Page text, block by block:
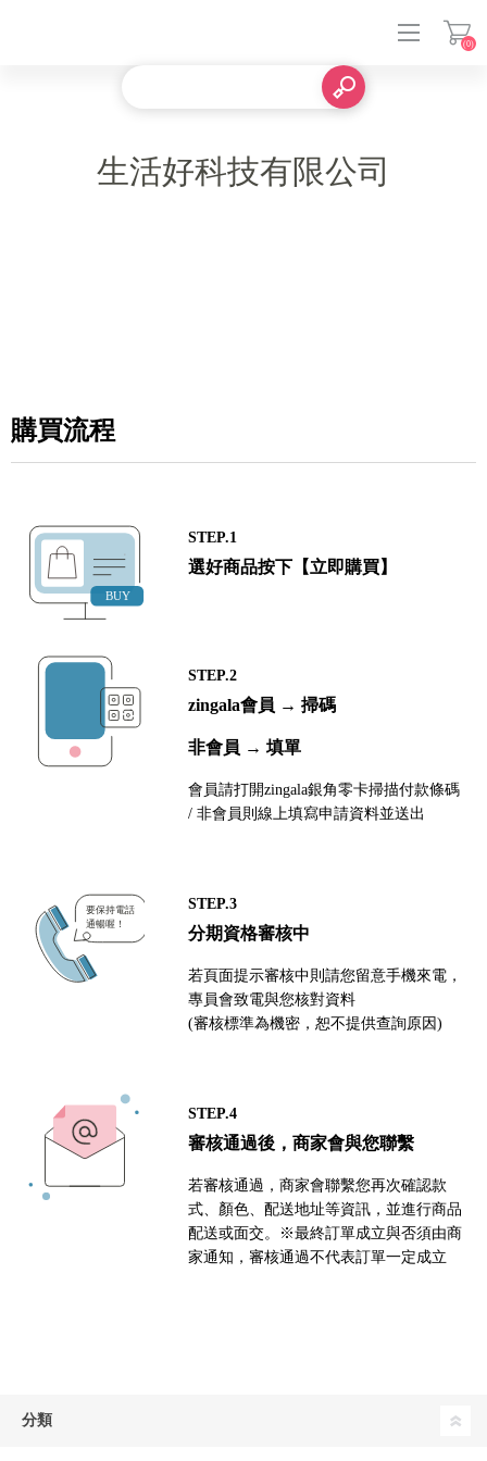
(0)
生活好科技有限公司
購買流程
STEP.1
選好商品按下【立即購買】
STEP.2
zingala會員 → 掃碼
非會員 → 填單
會員請打開zingala銀角零卡掃描付款條碼
/ 非會員則線上填寫申請資料並送出
STEP.3
分期資格審核中
若頁面提示審核中則請您留意手機來電，
專員會致電與您核對資料
(審核標準為機密，恕不提供查詢原因)
STEP.4
審核通過後，商家會與您聯繫
若審核通過，商家會聯繫您再次確認款
式、顏色、配送地址等資訊，並進行商品
配送或面交。※最終訂單成立與否須由商
家通知，審核通過不代表訂單一定成立
分類